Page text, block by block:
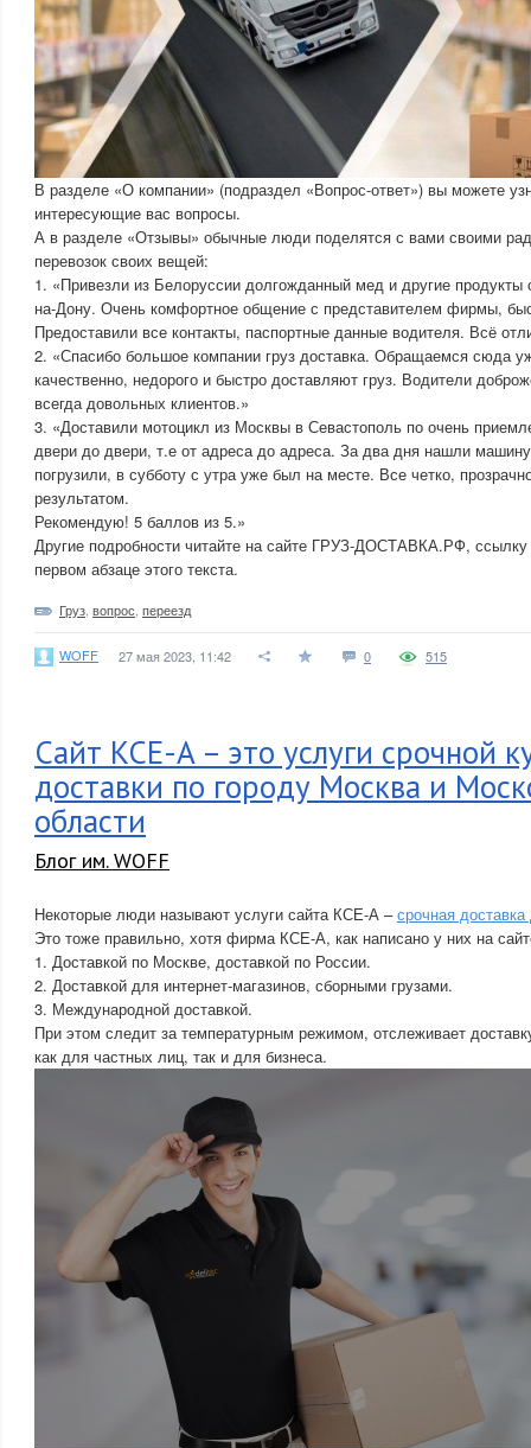
В разделе «О компании» (подраздел «Вопрос-ответ») вы можете
интересующие вас вопросы.
А в разделе «Отзывы» обычные люди поделятся с вами своими
перевозок своих вещей:
1. «Привезли из Белоруссии долгожданный мед и другие продукты
на-Дону. Очень комфортное общение с представителем фирмы,
Предоставили все контакты, паспортные данные водителя. Всё
2. «Спасибо большое компании груз доставка. Обращаемся сюда
качественно, недорого и быстро доставляют груз. Водители
всегда довольных клиентов.»
3. «Доставили мотоцикл из Москвы в Севастополь по очень
двери до двери, т.е от адреса до адреса. За два дня нашли
погрузили, в субботу с утра уже был на месте. Все четко,
результатом.
Рекомендую! 5 баллов из 5.»
Другие подробности читайте на сайте ГРУЗ-ДОСТАВКА.РФ, ссылку
первом абзаце этого текста.
Груз вопрос переезд
WOFF 27 мая 2023, 11:42 0 515
Сайт КСЕ-А – это услуги срочной
доставки по городу Москва и
области
Блог им. WOFF
Некоторые люди называют услуги сайта КСЕ-А –срочная
Это тоже правильно, хотя фирма КСЕ-А, как написано у них на
1. Доставкой по Москве, доставкой по России.
2. Доставкой для интернет-магазинов, сборными грузами.
3. Международной доставкой.
При этом следит за температурным режимом, отслеживает
как для частных лиц, так и для бизнеса.